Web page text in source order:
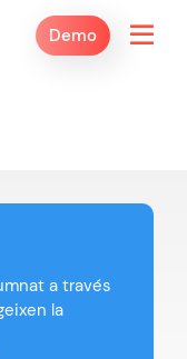
Demo
a través
la